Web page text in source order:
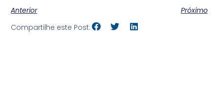
Anterior
Próximo
Compartilhe este Post: